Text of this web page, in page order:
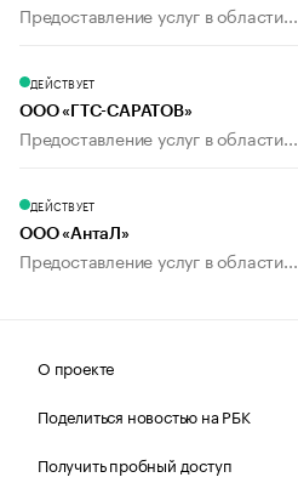
Предоставление услуг в области...
ДЕЙСТВУЕТ
ООО «ГТС-САРАТОВ»
Предоставление услуг в области...
ДЕЙСТВУЕТ
ООО «АнтаЛ»
Предоставление услуг в области...
О проекте
Поделиться новостью на РБК
Получить пробный доступ